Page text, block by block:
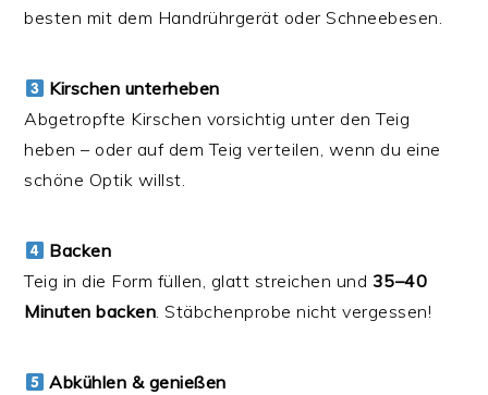
besten mit dem Handrührgerät oder Schneebesen.
Kirschen unterheben
Abgetropfte Kirschen vorsichtig unter den Teig
heben – oder auf dem Teig verteilen, wenn du eine
schöne Optik willst.
Backen
Teig in die Form füllen, glatt streichen und 35–40
Minuten backen. Stäbchenprobe nicht vergessen!
Abkühlen & genießen